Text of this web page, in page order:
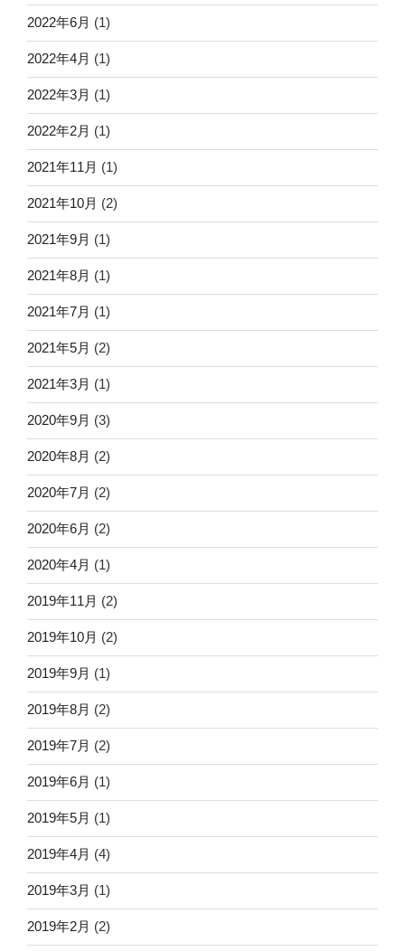
2022年6月 (1)
2022年4月 (1)
2022年3月 (1)
2022年2月 (1)
2021年11月 (1)
2021年10月 (2)
2021年9月 (1)
2021年8月 (1)
2021年7月 (1)
2021年5月 (2)
2021年3月 (1)
2020年9月 (3)
2020年8月 (2)
2020年7月 (2)
2020年6月 (2)
2020年4月 (1)
2019年11月 (2)
2019年10月 (2)
2019年9月 (1)
2019年8月 (2)
2019年7月 (2)
2019年6月 (1)
2019年5月 (1)
2019年4月 (4)
2019年3月 (1)
2019年2月 (2)